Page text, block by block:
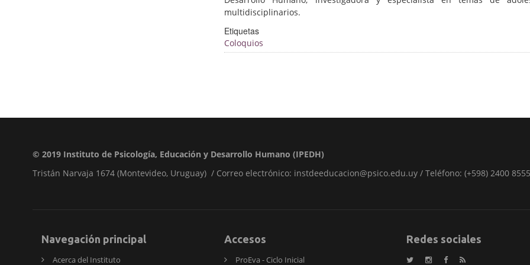
multidisciplinarios.
Etiquetas
Coloquios
© 2019 Instituto de Psicología, Educación y Desarrollo Humano (IPEDH)
Tristán Narvaja 1674 (Montevideo, Uruguay) / Correo electrónico: instdeeducacion@psico.edu.uy / Teléfono: (+598) 2400
Navegación principal
Acerca del Instituto
Accesos
ProEva - Ciclo Inicial
Redes sociales